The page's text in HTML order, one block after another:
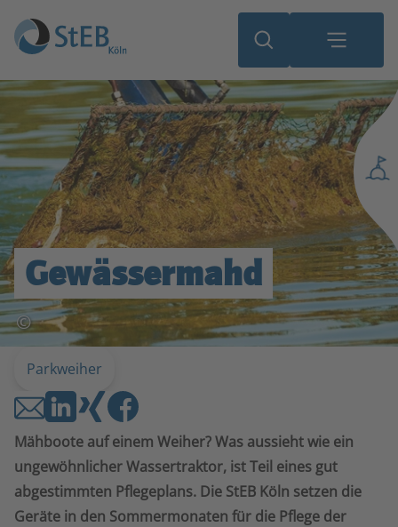
Gewässermahd
©
Parkweiher
Mähboote auf einem Weiher? Was aussieht wie ein
ungewöhnlicher Wassertraktor, ist Teil eines gut
abgestimmten Pflegeplans. Die StEB Köln setzen die
Geräte in den Sommermonaten für die Pflege der